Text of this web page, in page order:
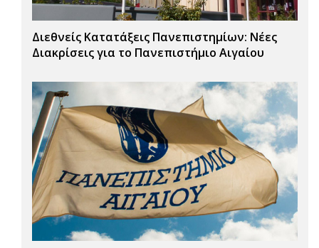
Διεθνείς Κατατάξεις Πανεπιστημίων: Νέες
Διακρίσεις για το Πανεπιστήμιο Αιγαίου